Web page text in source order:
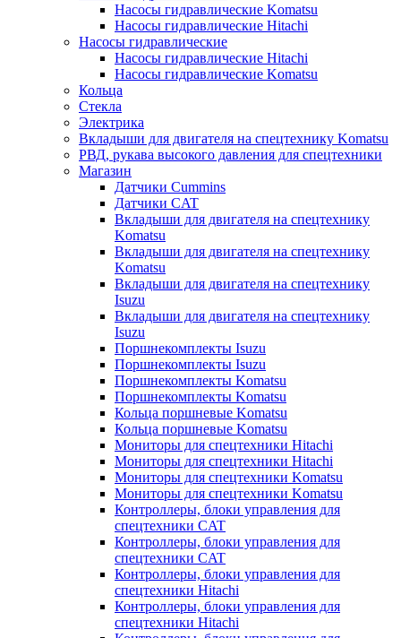
Насосы гидравлические Komatsu
Насосы гидравлические Hitachi
Насосы гидравлические
Насосы гидравлические Hitachi
Насосы гидравлические Komatsu
Кольца
Стекла
Электрика
Вкладыши для двигателя на спецтехнику Komatsu
РВД, рукава высокого давления для спецтехники
Магазин
Датчики Cummins
Датчики CAT
Вкладыши для двигателя на спецтехнику
Komatsu
Вкладыши для двигателя на спецтехнику
Komatsu
Вкладыши для двигателя на спецтехнику
Isuzu
Вкладыши для двигателя на спецтехнику
Isuzu
Поршнекомплекты Isuzu
Поршнекомплекты Isuzu
Поршнекомплекты Komatsu
Поршнекомплекты Komatsu
Кольца поршневые Komatsu
Кольца поршневые Komatsu
Мониторы для спецтехники Hitachi
Мониторы для спецтехники Hitachi
Мониторы для спецтехники Komatsu
Мониторы для спецтехники Komatsu
Контроллеры, блоки управления для
спецтехники CAT
Контроллеры, блоки управления для
спецтехники CAT
Контроллеры, блоки управления для
спецтехники Hitachi
Контроллеры, блоки управления для
спецтехники Hitachi